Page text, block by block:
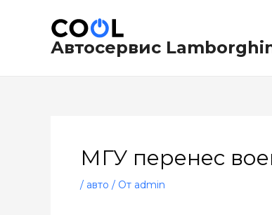
содержимомуАвтосервис
МГУ перенес
/ авто / От admin
по
записям